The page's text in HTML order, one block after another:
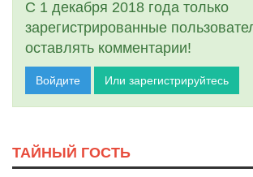
С 1 декабря 2018 года только
зарегистрированные
оставлять комментарии!
Войдите Или зарегистрируйтесь
ТАЙНЫЙ ГОСТЬ